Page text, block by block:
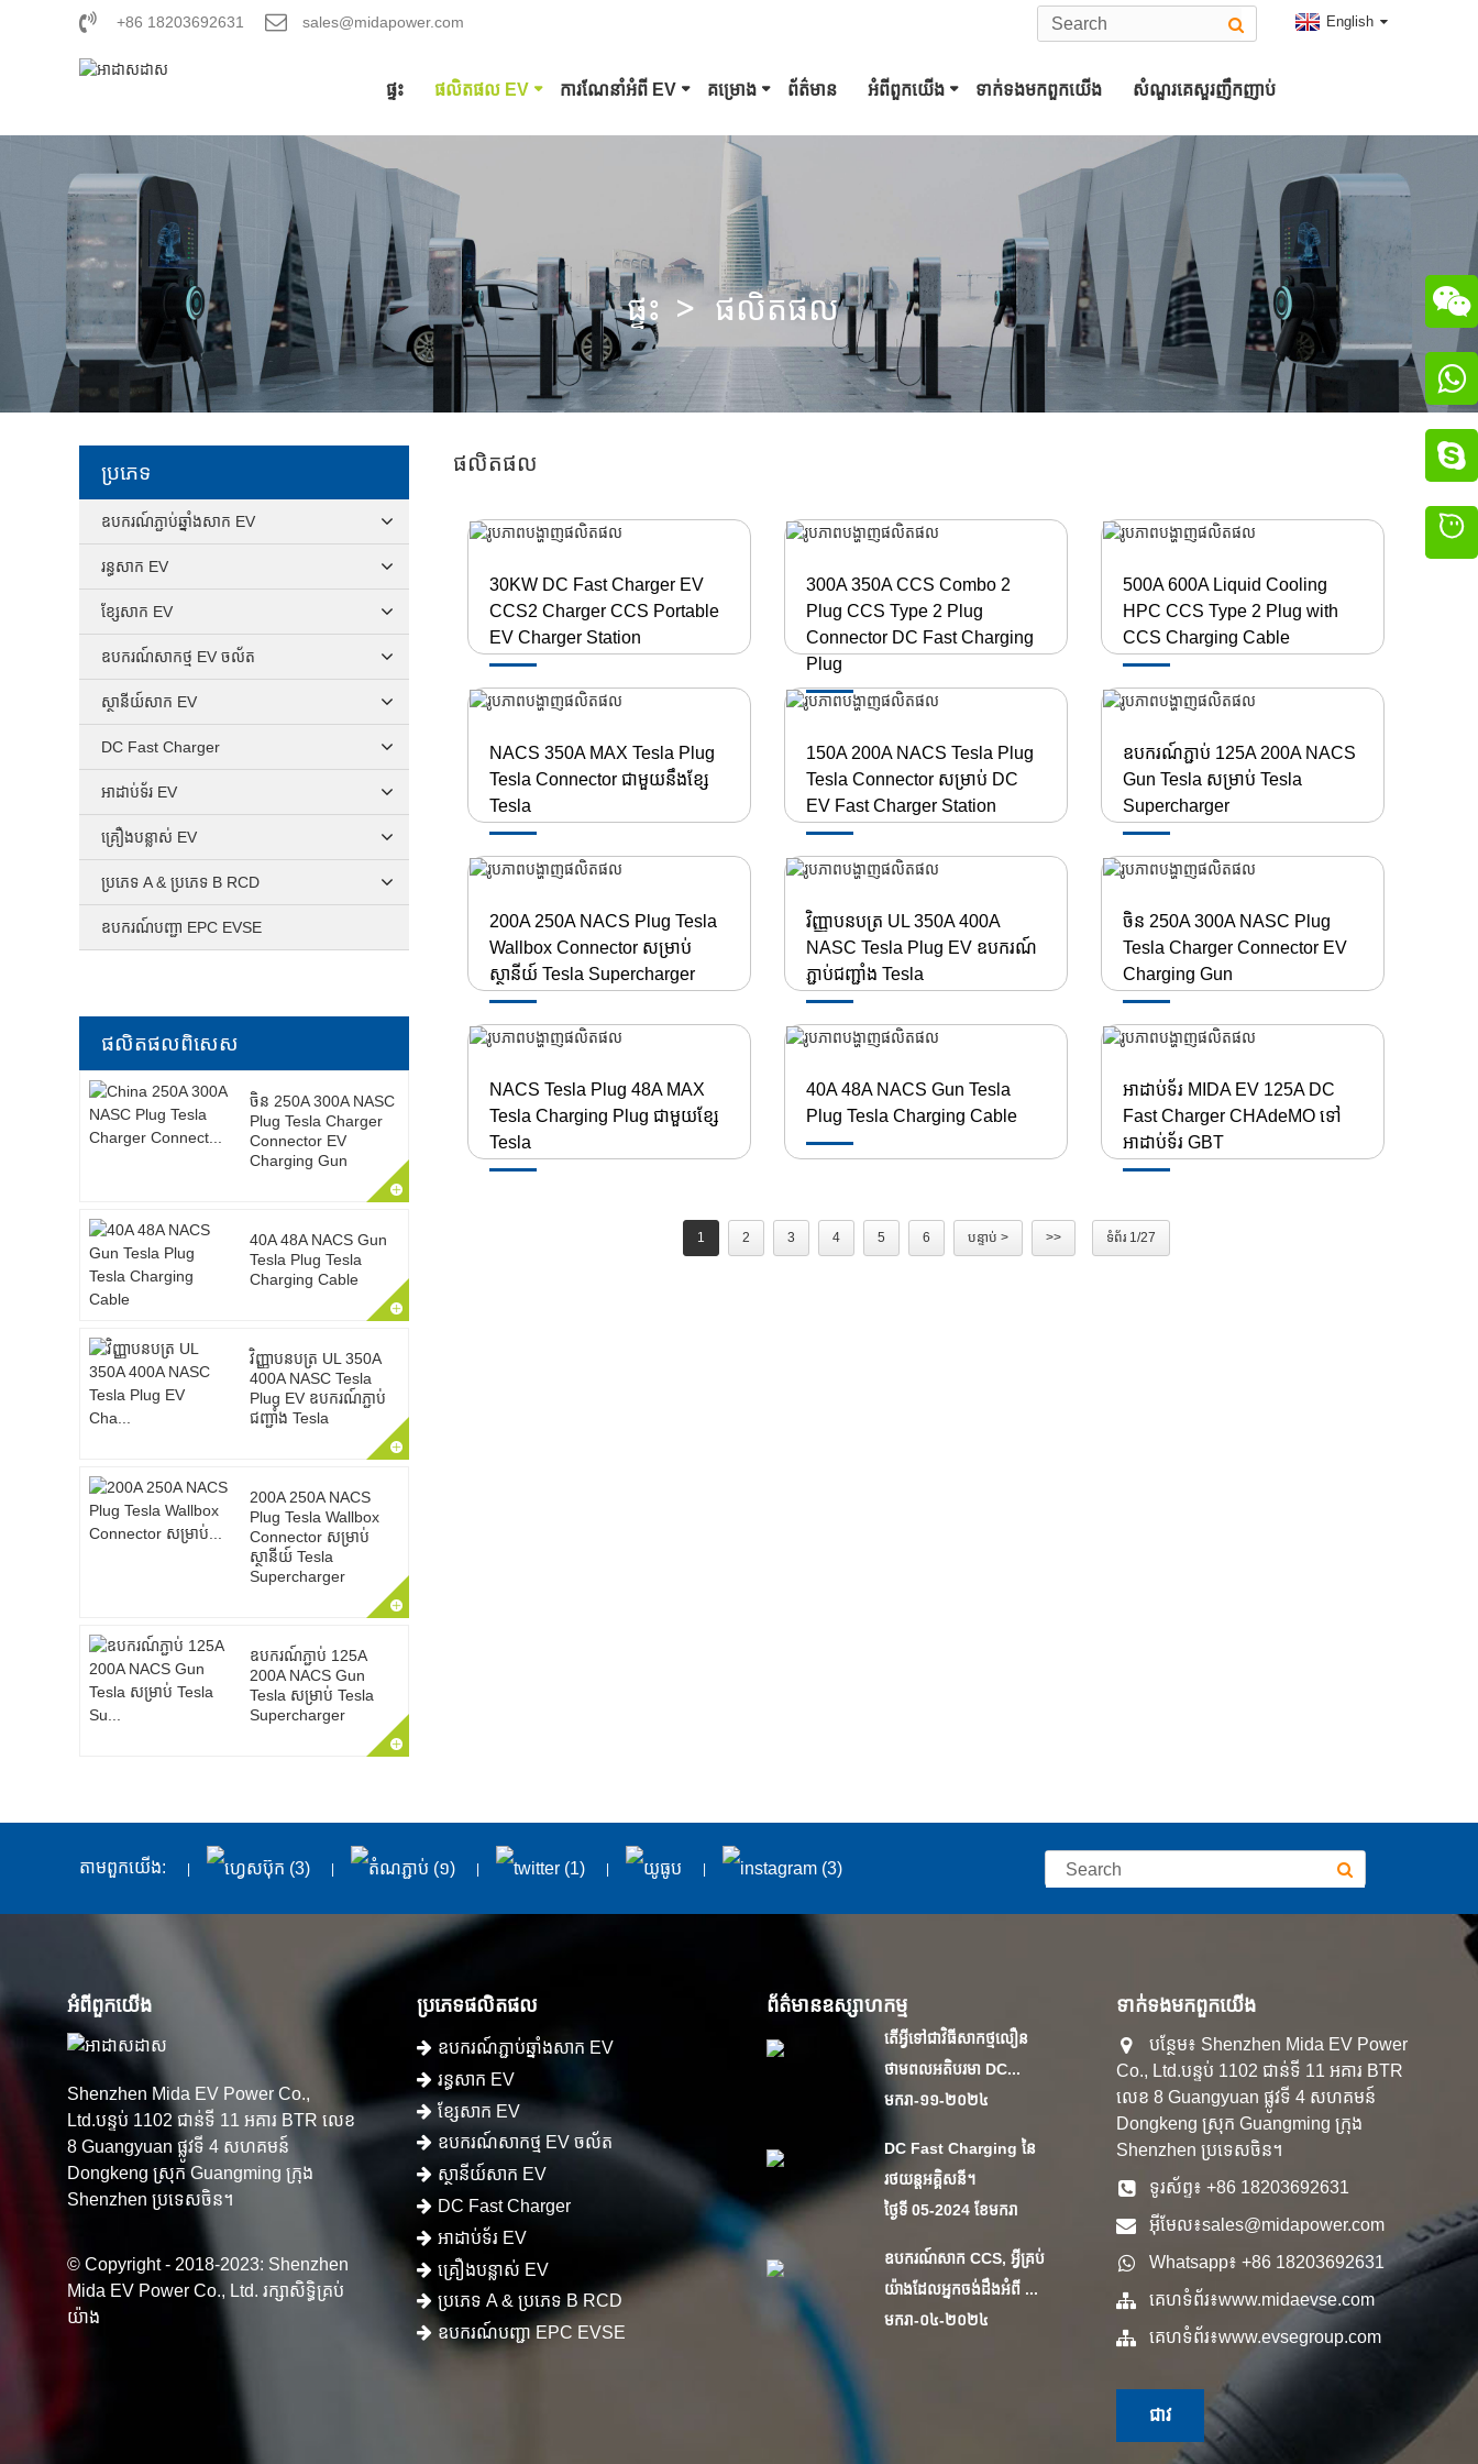
+86 18203692631 sales@midapower.com English
ផ្ទះ ផលិតផល EV
CCS Combo 1 Plug ឧបករណ៍ភ្ជាប់ CHAdeMO
GB/T DC កាំភ្លើង ឧបករណ៍ភ្ជាប់ ChaoJi
ការណែនាំអំពី EV គម្រោង ព័ត៌មាន អំពី​ពួក​យើង ទាក់ទង​មក​ពួក​យើង សំណួរគេសួរញឹកញាប់
ផ្ទះ ផលិតផល
ប្រភេទ
ឧបករណ៍ភ្ជាប់ឆ្នាំងសាក EV
រន្ធសាក EV
ខ្សែសាក EV
ឧបករណ៍សាកថ្ម EV ចល័ត
ស្ថានីយ៍សាក EV
DC Fast Charger
អាដាប់ទ័រ EV
គ្រឿងបន្លាស់ EV
ប្រភេទ A & ប្រភេទ B RCD
ឧបករណ៍បញ្ជា EPC EVSE
ផលិតផល​ពិសេស
ចិន 250A 300A NASC
Plug Tesla Charger
Connector EV
Charging Gun
40A 48A NACS Gun
Tesla Plug Tesla
Charging Cable
វិញ្ញាបនបត្រ UL 350A
400A NASC Tesla
Plug EV ឧបករណ៍ភ្ជាប់
ជញ្ជាំង Tesla
200A 250A NACS
Plug Tesla Wallbox
Connector សម្រាប់
ស្ថានីយ៍ Tesla
Supercharger
ឧបករណ៍ភ្ជាប់ 125A
200A NACS Gun
Tesla សម្រាប់ Tesla
Supercharger
ផលិតផល
30KW DC Fast Charger EV
CCS2 Charger CCS Portable
EV Charger Station
300A 350A CCS Combo 2
Plug CCS Type 2 Plug
Connector DC Fast Charging
Plug
500A 600A Liquid Cooling
HPC CCS Type 2 Plug with
CCS Charging Cable
NACS 350A MAX Tesla Plug
Tesla Connector ជាមួយនឹងខ្សែ
Tesla
150A 200A NACS Tesla Plug
Tesla Connector សម្រាប់ DC
EV Fast Charger Station
ឧបករណ៍ភ្ជាប់ 125A 200A NACS
Gun Tesla សម្រាប់ Tesla
Supercharger
200A 250A NACS Plug Tesla
Wallbox Connector សម្រាប់
ស្ថានីយ៍ Tesla Supercharger
វិញ្ញាបនបត្រ UL 350A 400A
NASC Tesla Plug EV ឧបករណ៍
ភ្ជាប់ជញ្ជាំង Tesla
ចិន 250A 300A NASC Plug
Tesla Charger Connector EV
Charging Gun
NACS Tesla Plug 48A MAX
Tesla Charging Plug ជាមួយខ្សែ
Tesla
40A 48A NACS Gun Tesla
Plug Tesla Charging Cable
អាដាប់ទ័រ MIDA EV 125A DC
Fast Charger CHAdeMO ទៅ
អាដាប់ទ័រ GBT
1 2 3 4 5 6 បន្ទាប់ > >> ទំព័រ 1/27
តាម​ពួក​យើង:
អំពី​ពួក​យើង
Shenzhen Mida EV Power Co.,
Ltd.បន្ទប់ 1102 ជាន់ទី 11 អគារ BTR លេខ
8 Guangyuan ផ្លូវទី 4 សហគមន៍
Dongkeng ស្រុក Guangming ក្រុង
Shenzhen ប្រទេសចិន។
© Copyright - 2018-2023: Shenzhen
Mida EV Power Co., Ltd. រក្សាសិទ្ធិគ្រប់
យ៉ាង
ប្រភេទផលិតផល
ឧបករណ៍ភ្ជាប់ឆ្នាំងសាក EV
រន្ធសាក EV
ខ្សែសាក EV
ឧបករណ៍សាកថ្ម EV ចល័ត
ស្ថានីយ៍សាក EV
DC Fast Charger
អាដាប់ទ័រ EV
គ្រឿងបន្លាស់ EV
ប្រភេទ A & ប្រភេទ B RCD
ឧបករណ៍បញ្ជា EPC EVSE
ព័ត៌មានឧស្សាហកម្ម
តើ​អ្វី​ទៅ​ជា​វិធី​សាក​ថ្ម​លឿន
ថាមពល​អតិបរមា DC...
មករា-១១-២០២៤
DC Fast Charging នៃ
រថយន្តអគ្គិសនី។
ថ្ងៃទី 05-2024 ខែមករា
ឧបករណ៍សាក CCS, អ្វីគ្រប់
យ៉ាងដែលអ្នកចង់ដឹងអំពី ...
មករា-០៤-២០២៤
ទាក់ទង​មក​ពួក​យើង
បន្ថែម៖ Shenzhen Mida EV Power
Co., Ltd.បន្ទប់ 1102 ជាន់ទី 11 អគារ BTR
លេខ 8 Guangyuan ផ្លូវទី 4 សហគមន៍
Dongkeng ស្រុក Guangming ក្រុង
Shenzhen ប្រទេសចិន។
ទូរស័ព្ទ៖ +86 18203692631
អ៊ីមែល៖sales@midapower.com
Whatsapp៖ +86 18203692631
គេហទំព័រ៖www.midaevse.com
គេហទំព័រ៖www.evsegroup.com
ជាវ


